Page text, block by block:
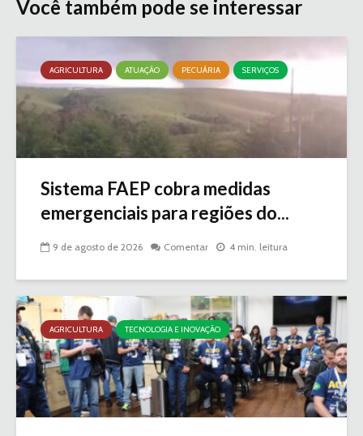
Você também pode se interessar
AGRICULTURA ATUAÇÃO PECUÁRIA SERVIÇOS
Sistema FAEP cobra medidas
emergenciais para regiões do...
9 de agosto de 2026 Comentar 4 min. leitura
AGRICULTURA TECNOLOGIA E INOVAÇÃO